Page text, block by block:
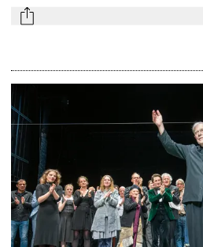
mail